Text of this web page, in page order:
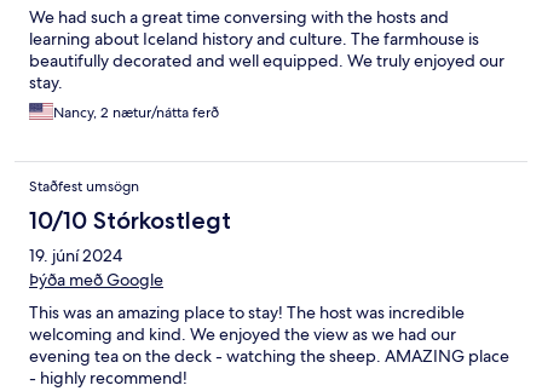
We had such a great time conversing with the hosts and
learning about Iceland history and culture. The farmhouse is
beautifully decorated and well equipped. We truly enjoyed our
stay.
Nancy, 2 nætur/nátta ferð
Staðfest umsögn
10/10 Stórkostlegt
19. júní 2024
Þýða með Google
This was an amazing place to stay! The host was incredible
welcoming and kind. We enjoyed the view as we had our
evening tea on the deck - watching the sheep. AMAZING place
- highly recommend!